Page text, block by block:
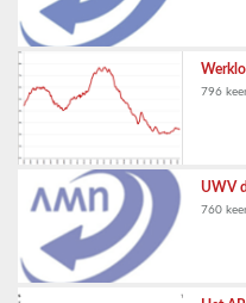
796
UWV
760